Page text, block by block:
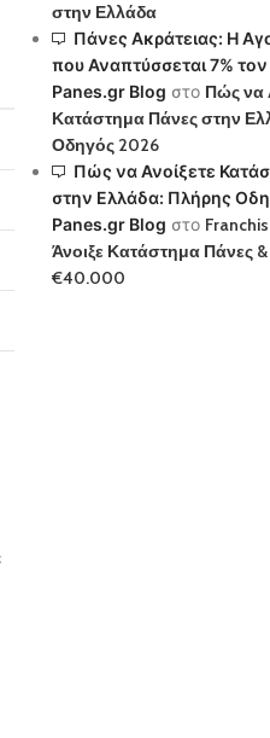
στην Ελλάδα
Πάνες Ακράτειας: Η
που Αναπτύσσεται 7% τον
Panes.gr Blog στο Πώς να
Κατάστημα Πάνες στην
Οδηγός 2026
Πώς να Ανοίξετε
στην Ελλάδα: Πλήρης
Panes.gr Blog στο
Άνοιξε Κατάστημα Πάνες &
€40.000